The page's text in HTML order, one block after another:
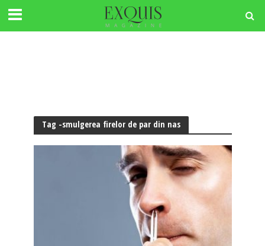
Tag -smulgerea firelor de par din nas